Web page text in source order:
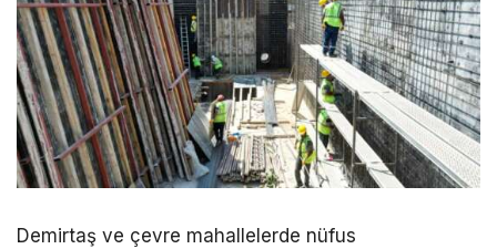
Demirtaş ve çevre mahallelerde nüfus